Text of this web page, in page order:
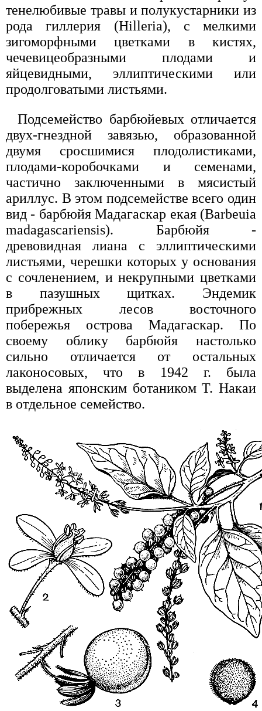
тенелюбивые травы и полукустарники из
рода гиллерия (Hilleria), с мелкими
зигоморфными цветками в кистях,
чечевицеобразными плодами и
яйцевидными, эллиптическими или
продолговатыми листьями.
Подсемейство барбюйевых отличается
двух-гнездной завязью, образованной
двумя сросшимися плодолистиками,
плодами-коробочками и семенами,
частично заключенными в мясистый
ариллус. В этом подсемействе всего один
вид - барбюйя Мадагаскар екая (Barbeuia
madagascariensis). Барбюйя -
древовидная лиана с эллиптическими
листьями, черешки которых у основания
с сочленением, и некрупными цветками
в пазушных щитках. Эндемик
прибрежных лесов восточного
побережья острова Мадагаскар. По
своему облику барбюйя настолько
сильно отличается от остальных
лаконосовых, что в 1942 г. была
выделена японским ботаником Т. Накаи
в отдельное семейство.